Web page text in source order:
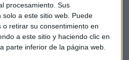
procesamiento. Sus
a este sitio web. Puede
retirar su consentimiento en
a este sitio y haciendo clic en
parte inferior de la página web.
históricamente las renovables se
antiguas primas para competir
Bajo el sistema que
de los costes, estas